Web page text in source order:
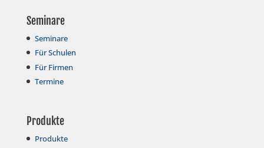
Seminare
Seminare
Für Schulen
Für Firmen
Termine
Produkte
Produkte